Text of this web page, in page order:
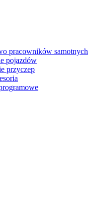
pracowników samotnych
pojazdów
przyczep